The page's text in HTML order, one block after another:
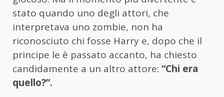
stato quando uno degli attori, che
interpretava uno zombie, non ha
riconosciuto chi fosse Harry e, dopo che il
principe le è passato accanto, ha chiesto
candidamente a un altro attore: “Chi era
quello?”.